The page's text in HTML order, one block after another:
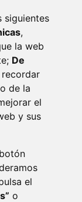
siguientes
,
la web
De
de la
el
y sus
el
o
(ESPAÑA)